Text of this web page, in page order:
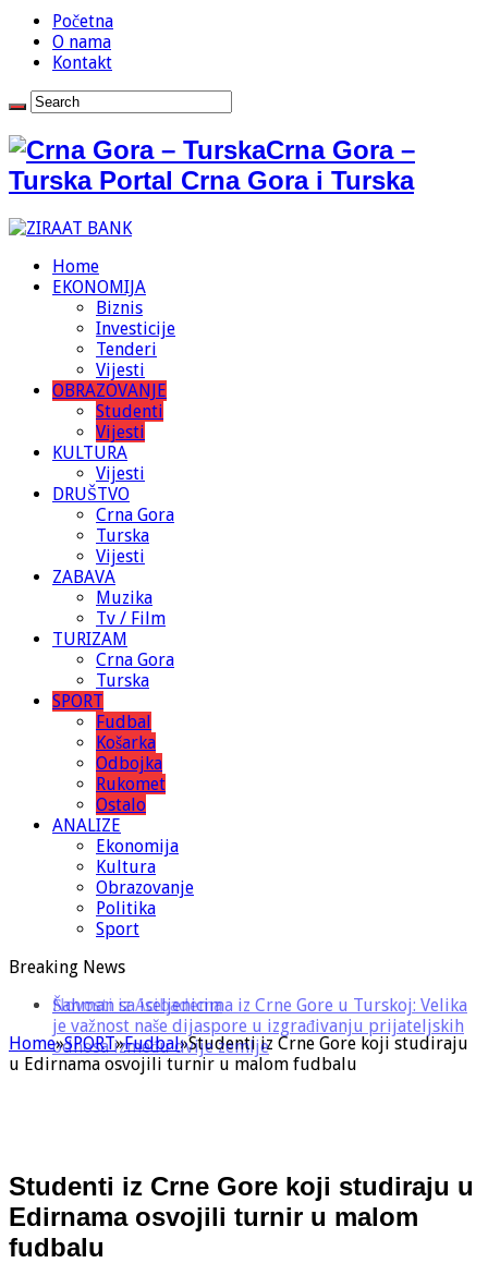
Početna
O nama
Kontakt
Crna Gora –
Turska Portal Crna Gora i Turska
Home
EKONOMIJA
Biznis
Investicije
Tenderi
Vijesti
OBRAZOVANJE
Studenti
Vijesti
KULTURA
Vijesti
DRUŠTVO
Crna Gora
Turska
Vijesti
ZABAVA
Muzika
Tv / Film
TURIZAM
Crna Gora
Turska
SPORT
Fudbal
Košarka
Odbojka
Rukomet
Ostalo
ANALIZE
Ekonomija
Kultura
Obrazovanje
Politika
Sport
Breaking News
Šahman sa iseljenicima iz Crne Gore u Turskoj: Velika
je važnost naše dijaspore u izgrađivanju prijateljskih
odnosa između dvije zemlje
Home»SPORT»Fudbal»Studenti iz Crne Gore koji studiraju
u Edirnama osvojili turnir u malom fudbalu
Studenti iz Crne Gore koji studiraju u
Edirnama osvojili turnir u malom
fudbalu